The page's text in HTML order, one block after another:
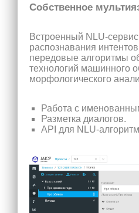
Собственное
Встроенный NLU-
распознавания
передовые алгоритмы
технологий машинного
морфологического
Работа с
Разметка диалогов.
API для NLU-